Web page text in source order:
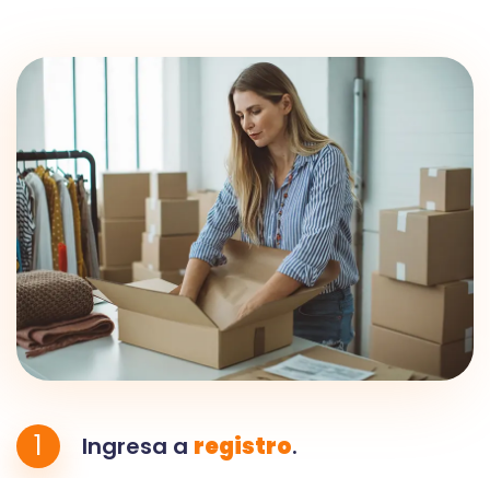
1 Ingresa a registro.